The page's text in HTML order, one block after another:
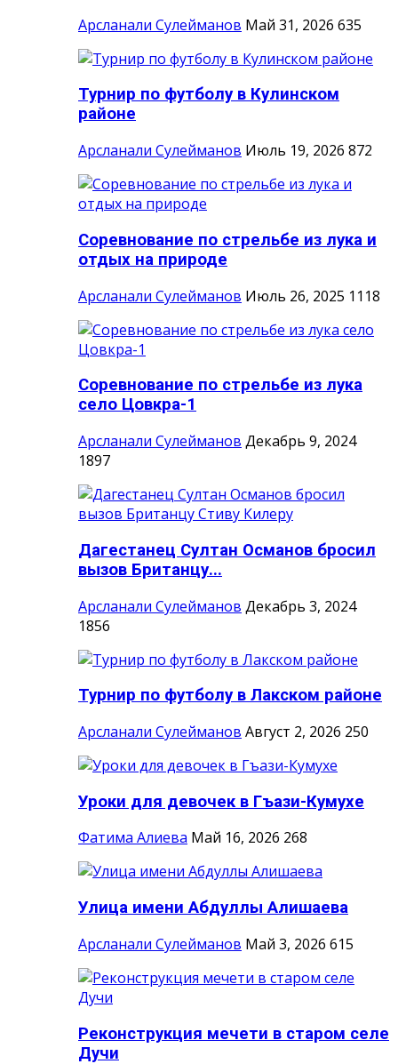
Арсланали Сулейманов Май 31, 2026 635
Турнир по футболу в Кулинском
районе
Арсланали Сулейманов Июль 19, 2026 872
Соревнование по стрельбе из лука и
отдых на природе
Арсланали Сулейманов Июль 26, 2025 1118
Соревнование по стрельбе из лука
село Цовкра-1
Арсланали Сулейманов Декабрь 9, 2024
1897
Дагестанец Султан Османов бросил
вызов Британцу...
Арсланали Сулейманов Декабрь 3, 2024
1856
Турнир по футболу в Лакском районе
Арсланали Сулейманов Август 2, 2026 250
Уроки для девочек в Гъази-Кумухе
Фатима Алиева Май 16, 2026 268
Улица имени Абдуллы Алишаева
Арсланали Сулейманов Май 3, 2026 615
Реконструкция мечети в старом селе
Дучи